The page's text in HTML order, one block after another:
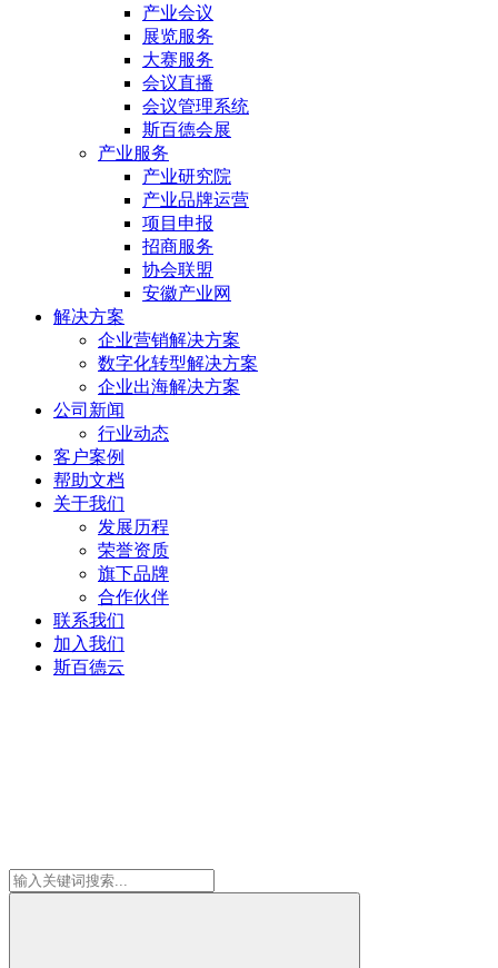
产业会议
展览服务
大赛服务
会议直播
会议管理系统
斯百德会展
产业服务
产业研究院
产业品牌运营
项目申报
招商服务
协会联盟
安徽产业网
解决方案
企业营销解决方案
数字化转型解决方案
企业出海解决方案
公司新闻
行业动态
客户案例
帮助文档
关于我们
发展历程
荣誉资质
旗下品牌
合作伙伴
联系我们
加入我们
斯百德云